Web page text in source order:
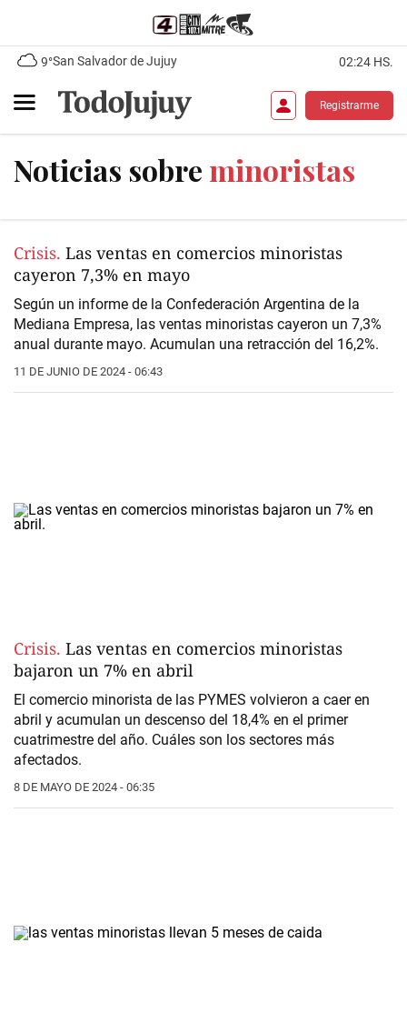
9°San Salvador de Jujuy 02:24 HS.
Registrarme
Noticias sobre minoristas
Crisis. Las ventas en comercios minoristas
cayeron 7,3% en mayo
Según un informe de la Confederación Argentina de la
Mediana Empresa, las ventas minoristas cayeron un 7,3%
anual durante mayo. Acumulan una retracción del 16,2%.
11 DE JUNIO DE 2024 - 06:43
Crisis. Las ventas en comercios minoristas
bajaron un 7% en abril
El comercio minorista de las PYMES volvieron a caer en
abril y acumulan un descenso del 18,4% en el primer
cuatrimestre del año. Cuáles son los sectores más
afectados.
8 DE MAYO DE 2024 - 06:35